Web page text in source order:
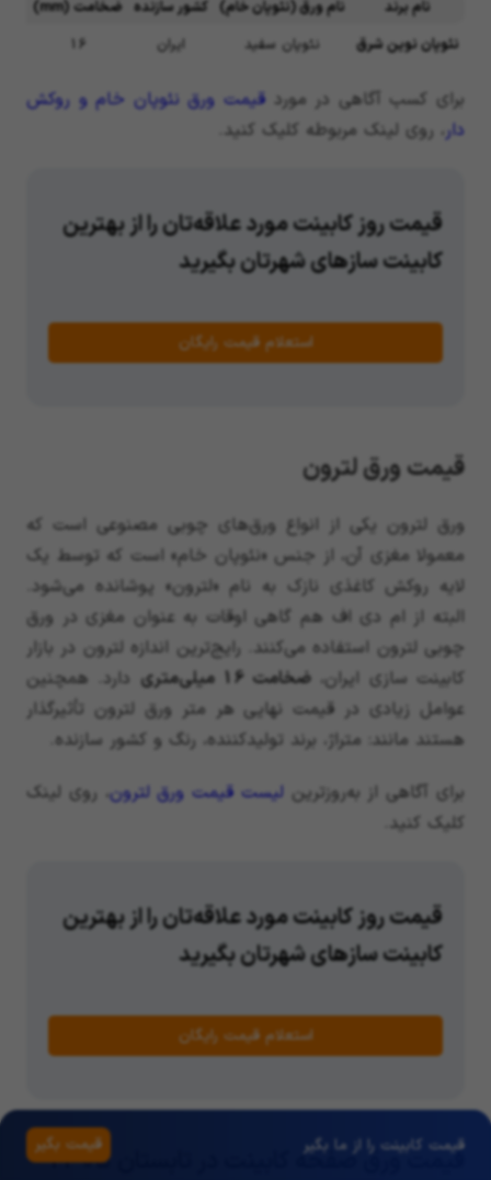
قیمت کابینت را از ما بگیر قیمت بگیر
نام برند نام ورق(نئوپان خام) کشور سازنده ضخامت (
mm
)
نئوپان نوین شرق
نئوپان سفید ایران 16
برای کسب آگاهی در موردقیمت ورق نئوپان خام و روکش
دار ، روی لینک مربوطه کلیک کنید.
قیمت روز کابینت مورد علاقه‌تان را از بهترین
کابینت سازهای شهرتان بگیرید
استعلام قیمت رایگان
قیمت ورق لترون
ورق لترون یکی از انواع ورق‌های چوبی مصنوعی است که
معمولا مغزی آن، از جنس «نئوپان خام» است که توسط یک
لایه روکش کاغذی نازک به نام «لترون» پوشانده می‌شود.
البته از ام دی اف هم گاهی اوقات به عنوان مغزی در ورق
چوبی لترون استفاده می‌کنند. رایج‌ترین اندازه لترون در بازار
کابینت سازی ایران، ضخامت 16 میلی‌متری
دارد. همچنین
عوامل زیادی در قیمت نهایی هر متر ورق لترون تأثیرگذار
هستند مانند: متراژ، برند تولیدکننده، رنگ و کشور سازنده.
برای آگاهی از به‌روزترینلیست قیمت ورق لترون، روی لینک
کلیک کنید.
قیمت روز کابینت مورد علاقه‌تان را از بهترین
کابینت سازهای شهرتان بگیرید
استعلام قیمت رایگان
قیمت ورق صفحه کابینت در تابستان 1405 –